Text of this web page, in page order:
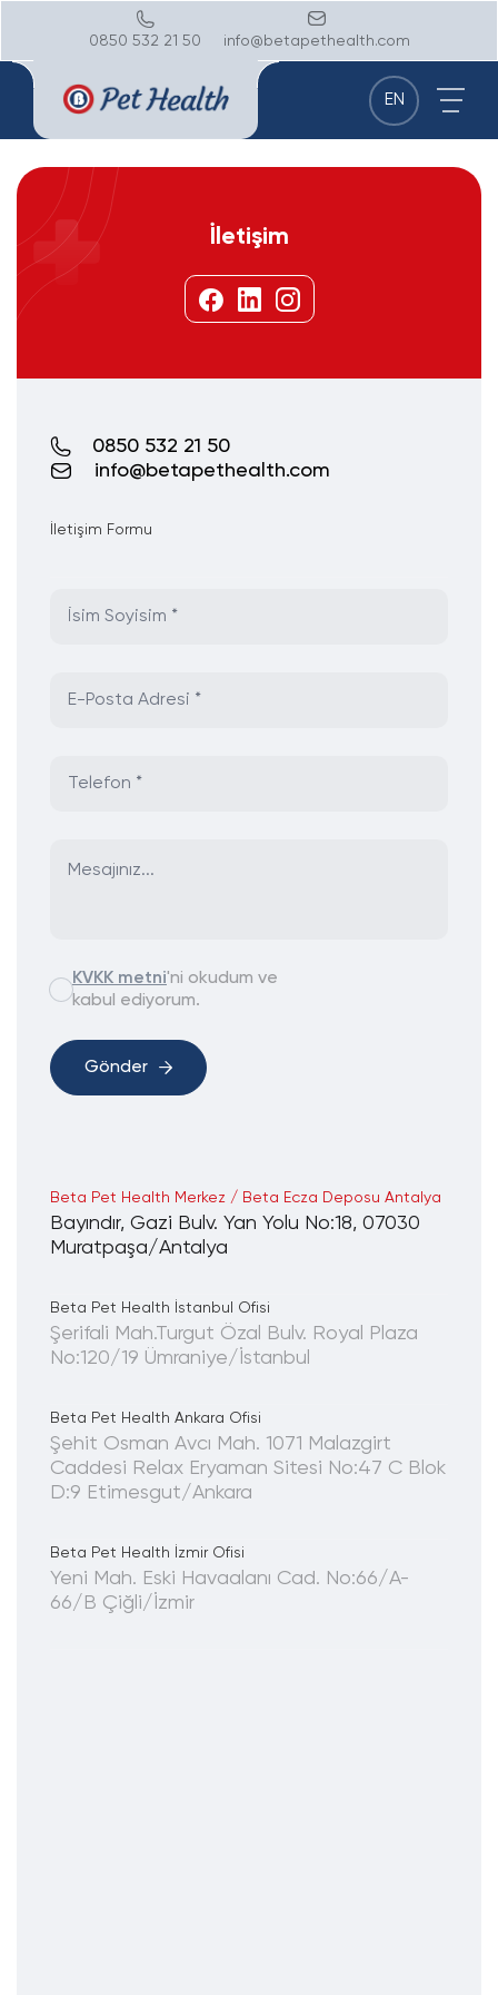
0850 532 21 50 info@betapethealth.com
EN
İletişim
0850 532 21 50
info@betapethealth.com
İletişim Formu
KVKK metni'ni okudum ve
kabul ediyorum.
Gönder
Beta Pet Health Merkez / Beta Ecza Deposu Antalya
Bayındır, Gazi Bulv. Yan Yolu No:18, 07030
Muratpaşa/Antalya
Beta Pet Health İstanbul Ofisi
Şerifali Mah.Turgut Özal Bulv. Royal Plaza
No:120/19 Ümraniye/İstanbul
Beta Pet Health Ankara Ofisi
Şehit Osman Avcı Mah. 1071 Malazgirt
Caddesi Relax Eryaman Sitesi No:47 C Blok
D:9 Etimesgut/Ankara
Beta Pet Health İzmir Ofisi
Yeni Mah. Eski Havaalanı Cad. No:66/A-
66/B Çiğli/İzmir